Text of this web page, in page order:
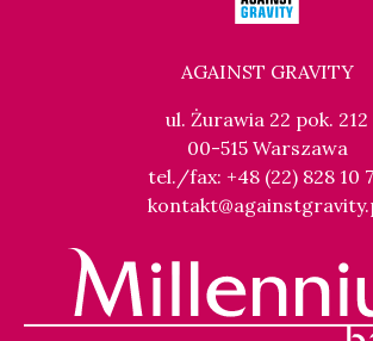
AGAINST GRAVITY
ul. Żurawia 22 pok. 212
00-515 Warszawa
tel./fax: +48 (22) 828 10